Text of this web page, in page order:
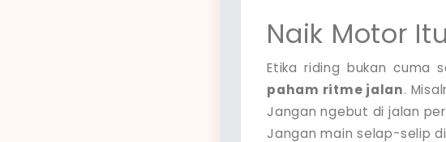
Naik Motor
Etika riding bukan cuma
paham ritme jalan.
Jangan ngebut di jalan
Jangan main selap-selip